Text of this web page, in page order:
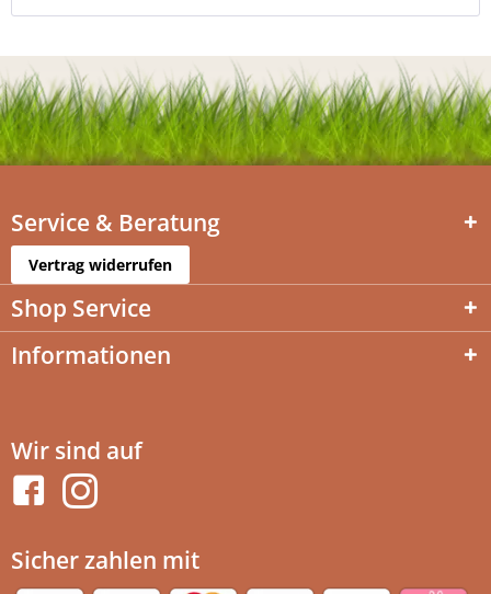
Service & Beratung
Vertrag widerrufen
Shop Service
Informationen
Wir sind auf
Sicher zahlen mit